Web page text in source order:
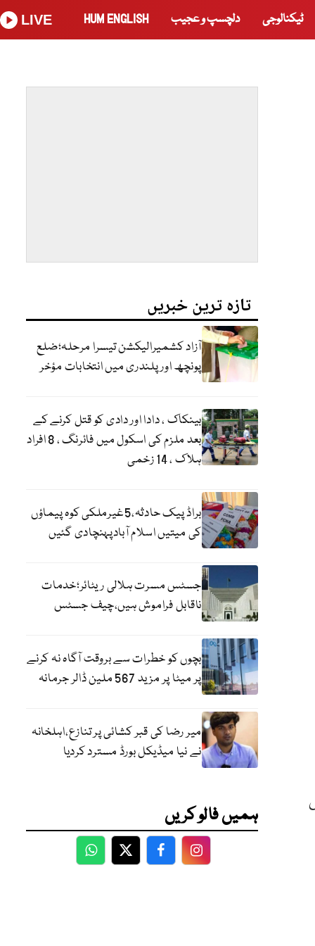
ٹیکنالوجی دلچسپ و عجیب HUM ENGLISH
LIVE
تازہ ترین خبریں
آزاد کشمیرالیکشن تیسرا مرحلہ؛ضلع
پونچھ اور پلندری میں انتخابات مؤخر
بینکاک ، دادا اور دادی کو قتل کرنے کے
بعد ملزم کی اسکول میں فائرنگ ، 8 افراد
ہلاک ، 14 زخمی
براڈ پیک حادثہ،5غیرملکی کوہ پیماؤں
کی میتیں اسلام آبادپہنچادی گئیں
جسٹس مسرت ہلالی ریٹائر؛خدمات
ناقابل فراموش ہیں،چیف جسٹس
بچوں کو خطرات سے بروقت آگاہ نہ کرنے
پر میٹا پر مزید 567 ملین ڈالر جرمانہ
میر رضا کی قبر کشائی پر تنازع،اہلخانہ
نے نیا میڈیکل بورڈ مسترد کردیا
ہمیں فالو کریں
WhatsApp
TwitterFacebookFacebook